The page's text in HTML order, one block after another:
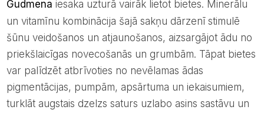
Gudmena iesaka uzturā vairāk lietot bietes. Minerālu
un vitamīnu kombinācija šajā sakņu dārzenī stimulē
šūnu veidošanos un atjaunošanos, aizsargājot ādu no
priekšlaicīgas novecošanās un grumbām. Tāpat bietes
var palīdzēt atbrīvoties no nevēlamas ādas
pigmentācijas, pumpām, apsārtuma un iekaisumiem,
turklāt augstais dzelzs saturs uzlabo asins sastāvu un